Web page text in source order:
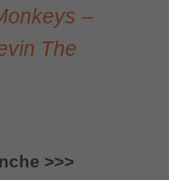
–
The
>>>